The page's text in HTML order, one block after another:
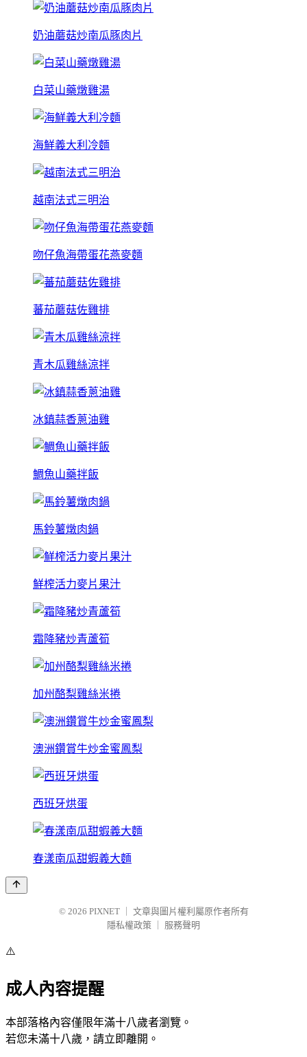
奶油蘑菇炒南瓜豚肉片
白菜山藥燉雞湯
海鮮義大利冷麵
越南法式三明治
吻仔魚海帶蛋花燕麥麵
蕃茄蘑菇佐雞排
青木瓜雞絲涼拌
冰鎮蒜香蔥油雞
鯛魚山藥拌飯
馬鈴薯燉肉鍋
鮮榨活力麥片果汁
霜降豬炒青蘆筍
加州酪梨雞絲米捲
澳洲鑽賞牛炒金蜜鳳梨
西班牙烘蛋
春漾南瓜甜蝦義大麵
© 2026 PIXNET
文章與圖片權利屬原作者所有
隱私權政策
服務聲明
⚠️
成人內容提醒
本部落格內容僅限年滿十八歲者瀏覽。
若您未滿十八歲，請立即離開。